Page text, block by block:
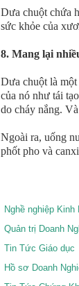
Dưa chuột chứa
sức khỏe của
8. Mang lại
Dưa chuột là
của nó như tái
do cháy nắng.
Ngoài ra, uống
phốt pho và
Nghề nghiệp Kinh
Quản trị Doanh
Tin Tức Giáo dục
Hồ sơ Doanh